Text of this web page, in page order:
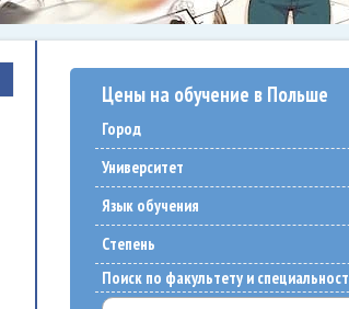
Цены на обучение в Польше
Город
Университет
Язык обучения
Cтепень
Поиск по факультету и